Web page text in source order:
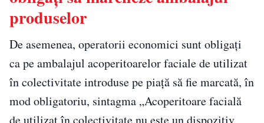
produselor
De asemenea, operatorii economici sunt obligaţi
ca pe ambalajul acoperitoarelor faciale de utilizat
în colectivitate introduse pe piaţă să fie marcată, în
mod obligatoriu, sintagma „Acoperitoare facială